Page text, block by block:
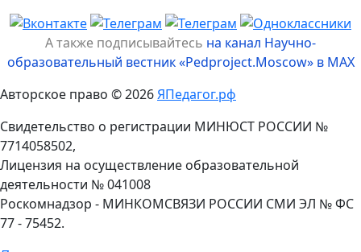
А также подписывайтесь на канал Научно-
образовательный вестник «Pedproject.Moscow» в MAX
Авторское право © 2026ЯПедагог.рф
Свидетельство о регистрации МИНЮСТ РОССИИ №
7714058502,
Лицензия на осуществление образовательной
деятельности № 041008
Роскомнадзор - МИНКОМСВЯЗИ РОССИИ СМИ ЭЛ № ФС
77 - 75452.